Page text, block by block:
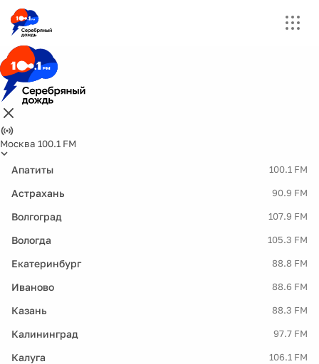
Москва 100.1 FM
Апатиты 100.1 FM
Астрахань 90.9 FM
Волгоград 107.9 FM
Вологда 105.3 FM
Екатеринбург 88.8 FM
Иваново 88.6 FM
Казань 88.3 FM
Калининград 97.7 FM
Калуга 106.1 FM